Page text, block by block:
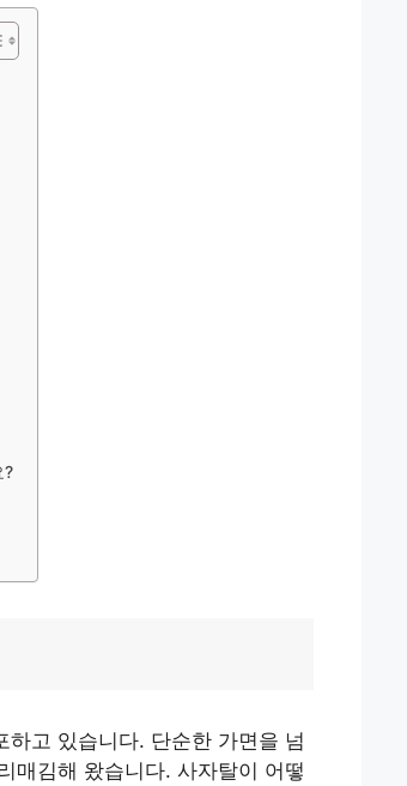
?
고 있습니다. 단순한 가면을 넘
매김해 왔습니다. 사자탈이 어떻